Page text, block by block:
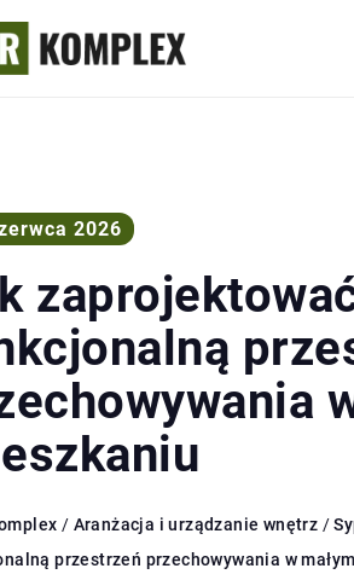
2026
/ Aranżacja i urządzanie wnętrz /
przestrzeń przechowywania w